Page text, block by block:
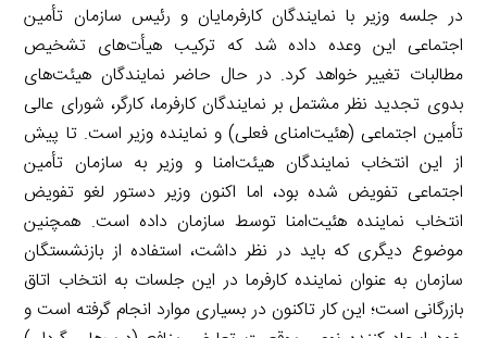
در جلسه وزیر با نمایندگان کارفرمایان و رئیس سازمان تأمین
اجتماعی این وعده داده شد که ترکیب هیأت‌های تشخیص
مطالبات تغییر خواهد کرد. در حال حاضر نمایندگان هیئت‌های
بدوی تجدید نظر مشتمل بر نمایندگان کارفرما، کارگر، شورای عالی
تأمین اجتماعی (هئیت‌امنای فعلی) و نماینده وزیر است. تا پیش
از این انتخاب نمایندگان هیئت‌امنا و وزیر به سازمان تأمین
اجتماعی تفویض شده بود، اما اکنون وزیر دستور لغو تفویض
انتخاب نماینده هئیت‌امنا توسط سازمان داده است. همچنین
موضوع دیگری که باید در نظر داشت، استفاده از بازنشستگان
سازمان به عنوان نماینده کارفرما در این جلسات به انتخاب اتاق
بازرگانی است؛ این کار تاکنون در بسیاری موارد انجام گرفته است و